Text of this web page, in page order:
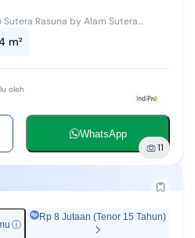
Rasuna by Alam Sutera
untuk keluarga muda maupun
m²
oleh
WhatsApp
11
ⓘ
Rp 8 Jutaan (Tenor 15 Tahun)